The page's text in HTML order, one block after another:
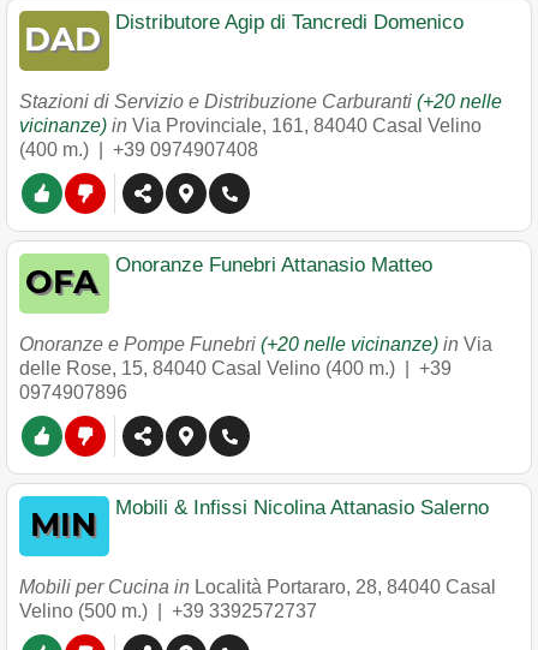
Distributore Agip di Tancredi Domenico
Stazioni di Servizio e Distribuzione Carburanti (+20 nelle
vicinanze) in Via Provinciale, 161, 84040 Casal Velino
(400 m.) | +39 0974907408
Onoranze Funebri Attanasio Matteo
Onoranze e Pompe Funebri (+20 nelle vicinanze) in Via
delle Rose, 15, 84040 Casal Velino (400 m.) | +39
0974907896
Mobili & Infissi Nicolina Attanasio Salerno
Mobili per Cucina in Località Portararo, 28, 84040 Casal
Velino (500 m.) | +39 3392572737